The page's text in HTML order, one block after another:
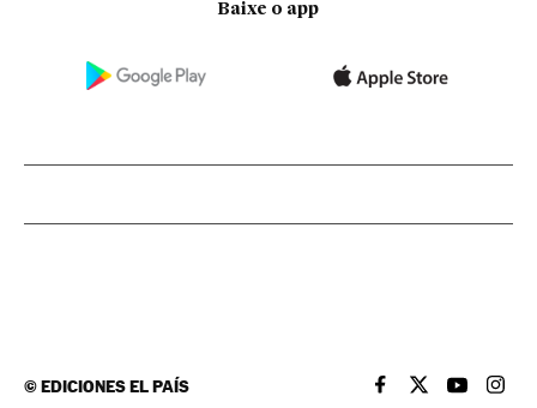
Baixe o app
©EDICIONES EL PAÍS EL PAÍS BRASIL EN
EL PAÍSEL PAÍS
EL